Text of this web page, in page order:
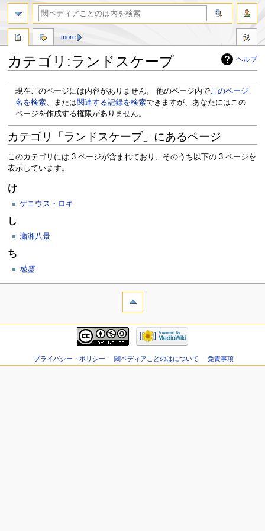
ヘルプ
カテゴリ:ランドスケープ
シ
ョ
ン
に
動
動
現在このページには内容がありません。 他のページ内で このページ
名を検索 、または関連する記録を検索できますが、あなたにはこの
ページを作成する権限がありません。
カテゴリ「ランドスケープ」にあるページ
このカテゴリには 3 ページが含まれており、そのうち以下の 3 ページを
表示しています。
け
ゲニウス・ロキ
し
瀟湘八景
ち
地霊
more
プライバシー・ポリシー 閾ペディアことのはについて 免責事項